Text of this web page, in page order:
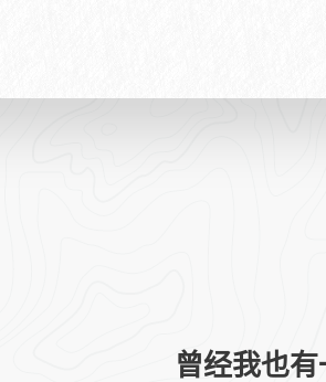
曾经我也